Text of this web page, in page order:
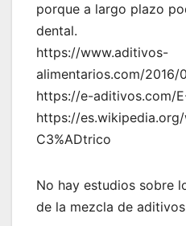
porque a largo plazo
dental.
https://www.aditivos-
alimentarios.com/2016/
https://e-aditivos.com/
https://es.wikipedia.org/
C3%ADtrico
No hay estudios sobre
de la mezcla de